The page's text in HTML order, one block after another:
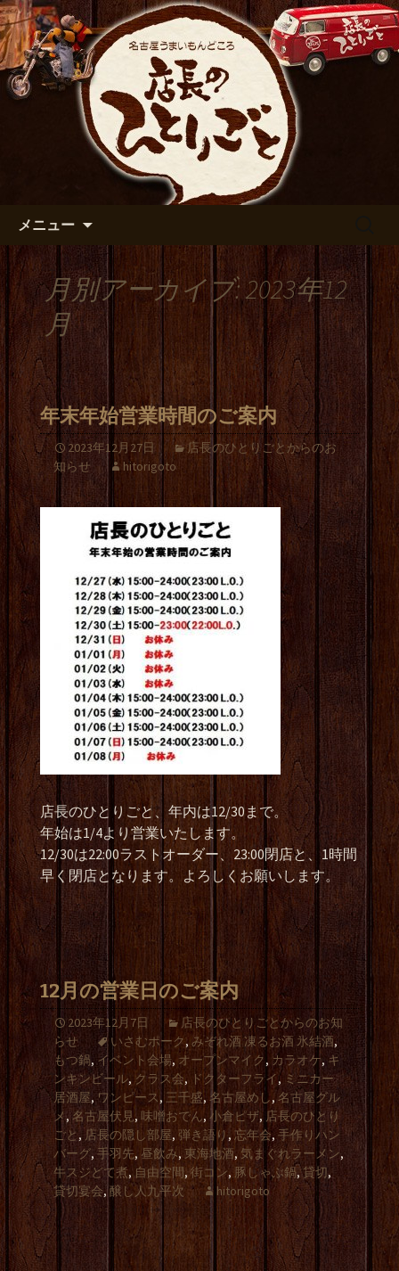
名古屋市伏見の居酒屋【店長の
ひとりごと】のブログ
出張や観光に名古屋めしがおすすめで
す
メニュー
月別アーカイブ: 2023年12
月
年末年始営業時間のご案内
2023年12月27日
店長のひとりごとからのお
知らせ
hitorigoto
店長のひとりごと、年内は12/30まで。
年始は1/4より営業いたします。
12/30は22:00ラストオーダー、23:00閉店と、1時間
早く閉店となります。よろしくお願いします。
12月の営業日のご案内
2023年12月7日
店長のひとりごとからのお知
らせ
いさむポーク, みぞれ酒 凍るお酒 氷結酒,
もつ鍋,イベント会場, オープンマイク, カラオケ, キ
ンキンビール, クラス会, ドクターフライ, ミニカー
居酒屋, ワンピース, 三千盛, 名古屋めし, 名古屋グル
メ,名古屋伏見, 味噌おでん, 小倉ピザ, 店長のひとり
ごと , 店長の隠し部屋, 弾き語り , 忘年会, 手作りハン
バーグ, 手羽先, 昼飲み, 東海地酒, 気まぐれラーメン,
牛スジどて煮, 自由空間,街コン, 豚しゃぶ鍋,貸切,
貸切宴会, 醸し人九平次 hitorigoto